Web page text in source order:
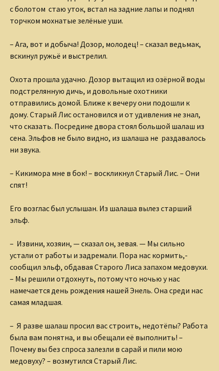
с болотом стаю уток, встал на задние лапы и поднял
торчком мохнатые зелёные уши.
– Ага, вот и добыча! Дозор, молодец! – сказал ведьмак,
вскинул ружьё и выстрелил.
Охота прошла удачно. Дозор вытащил из озёрной воды
подстрелянную дичь, и довольные охотники
отправились домой. Ближе к вечеру они подошли к
дому. Старый Лис остановился и от удивления не знал,
что сказать. Посредине двора стоял большой шалаш из
сена. Эльфов не было видно, из шалаша не раздавалось
ни звука.
– Кикимора мне в бок! – воскликнул Старый Лис. – Они
спят!
Его возглас был услышан. Из шалаша вылез старший
эльф.
– Извини, хозяин, — сказал он, зевая. — Мы сильно
устали от работы и задремали. Пора нас кормить,-
сообщил эльф, обдавая Старого Лиса запахом медовухи.
– Мы решили отдохнуть, потому что ночью у нас
намечается день рождения нашей Энель. Она среди нас
самая младшая.
– Я разве шалаш просил вас строить, недотёпы? Работа
была вам понятна, и вы обещали её выполнить! –
Почему вы без спроса залезли в сарай и пили мою
медовуху? – возмутился Старый Лис.